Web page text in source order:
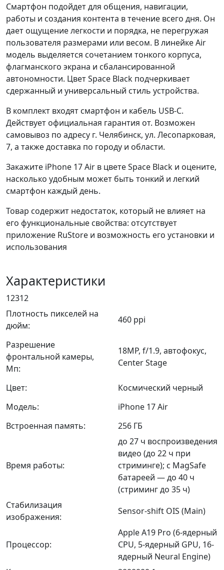
Смартфон подойдет для общения, навигации,
работы и создания контента в течение всего дня. Он
дает ощущение легкости и порядка, не перегружая
пользователя размерами или весом. В линейке Air
модель выделяется сочетанием тонкого корпуса,
флагманского экрана и сбалансированной
автономности. Цвет Space Black подчеркивает
сдержанный и универсальный стиль устройства.
В комплект входят смартфон и кабель USB-C.
Действует официальная гарантия от. Возможен
самовывоз по адресу г. Челябинск, ул. Лесопарковая,
7, а также доставка по городу и области.
Закажите iPhone 17 Air в цвете Space Black и оцените,
насколько удобным может быть тонкий и легкий
смартфон каждый день.
Товар содержит недостаток, который не влияет на
его функциональные свойства: отсутствует
приложение RuStore и возможность его установки и
использования
Характеристики
12312
Плотность пикселей на
дюйм:
460 ppi
Разрешение
фронтальной камеры,
Мп:
18MP, f/1.9, автофокус,
Center Stage
Цвет:
Космический черный
Модель:
iPhone 17 Air
Встроенная память:
256 ГБ
Время работы:
до 27 ч воспроизведения
видео (до 22 ч при
стриминге); с MagSafe
батареей — до 40 ч
(стриминг до 35 ч)
Стабилизация
изображения:
Sensor-shift OIS (Main)
Процессор:
Apple A19 Pro (6-ядерный
CPU, 5-ядерный GPU, 16-
ядерный Neural Engine)